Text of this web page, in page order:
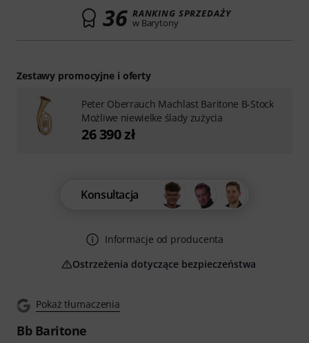
Pokaż tłumaczenia
Bb Baritone
36 RANKING SPRZEDAŻY
w Barytony
Konsultacja
Informacje od producenta
Ostrzeżenia dotyczące bezpieczeństwa
Zestawy promocyjne i oferty
Peter Oberrauch Machlast Baritone B-Stock
Możliwe niewielke ślady zużycia
26 390 zł